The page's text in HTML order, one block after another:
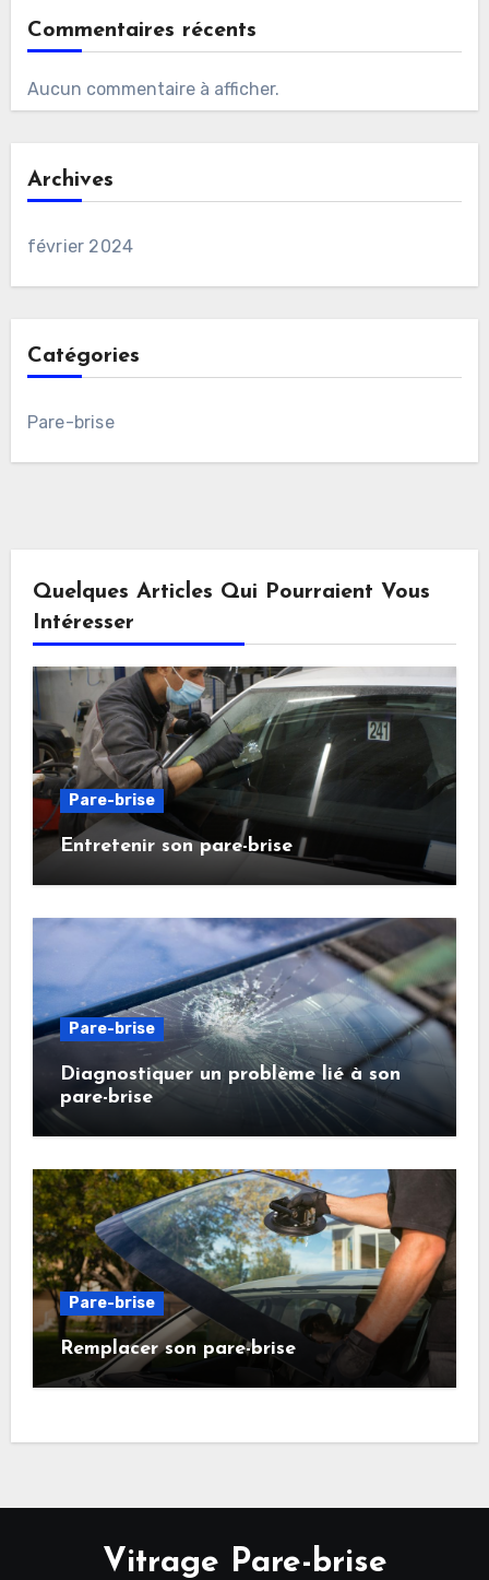
Commentaires récents
Aucun commentaire à afficher.
Archives
février 2024
Catégories
Pare-brise
Quelques Articles Qui Pourraient Vous
Intéresser
Pare-brise
Entretenir son pare-brise
Pare-brise
Diagnostiquer un problème lié à son
pare-brise
Pare-brise
Remplacer son pare-brise
Vitrage Pare-brise